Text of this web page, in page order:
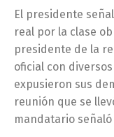
El presidente
real por la clase
presidente de la
oficial con
expusieron sus
reunión que se
mandatario